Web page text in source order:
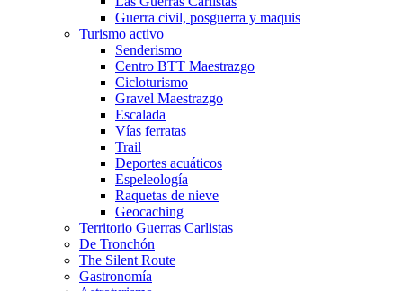
Guerra civil, posguerra y maquis
Turismo activo
Senderismo
Centro BTT Maestrazgo
Cicloturismo
Gravel Maestrazgo
Escalada
Vías ferratas
Trail
Deportes acuáticos
Espeleología
Raquetas de nieve
Geocaching
Territorio Guerras Carlistas
De Tronchón
The Silent Route
Gastronomía